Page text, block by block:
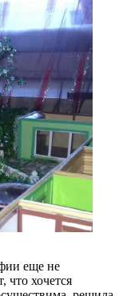
еще не
что хочется